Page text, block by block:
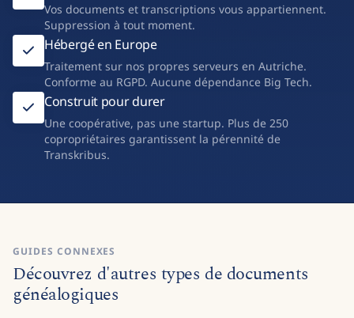
Vos documents et transcriptions vous appartiennent.
Suppression à tout moment.
Hébergé en Europe
Traitement sur nos propres serveurs en Autriche.
Conforme au RGPD. Aucune dépendance Big Tech.
Construit pour durer
Une coopérative, pas une startup. Plus de 250
copropriétaires garantissent la pérennité de
Transkribus.
GUIDES CONNEXES
Découvrez d'autres types de documents
généalogiques